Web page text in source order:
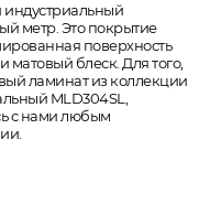
метр. Это покрытие
поверхность
матовый блеск. Для того,
ламинат из коллекции
MLD304SL,
с нами любым